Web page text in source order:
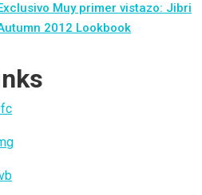
Muy primer vistazo: Jibri
2012 Lookbook